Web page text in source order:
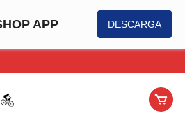
APP DESCARGA